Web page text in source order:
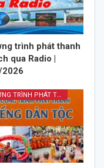
trình phát thanh
qua Radio |
CHƯƠNG TRÌNH PHÁT THANH TIẾNG DÂN TỘC